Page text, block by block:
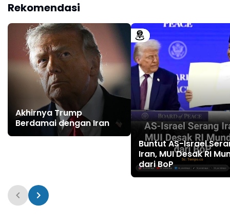
Rekomendasi
Akhirnya Trump
Berdamai dengan Iran
Buntut AS-Israel
Iran, MUI Desak RI
dari BoP